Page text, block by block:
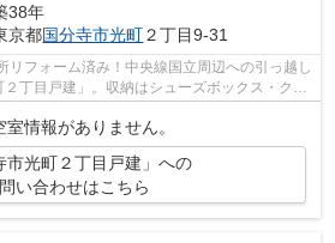
38年
京都国分寺市光町２丁目9-31
リフォーム済み！中央線国立周辺への引っ越し
丁目戸建」。収納はシューズボックス・クロ
ので、...
室情報がありません。
市光町２丁目戸建」への
い合わせはこちら